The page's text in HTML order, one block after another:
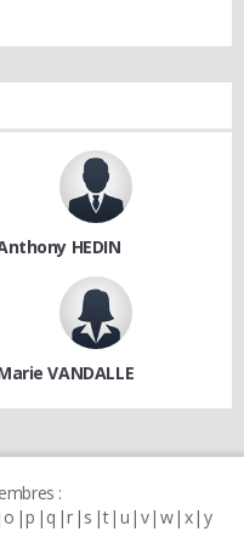
HEDIN
VANDALLE
:
o p q r s t u v w x y